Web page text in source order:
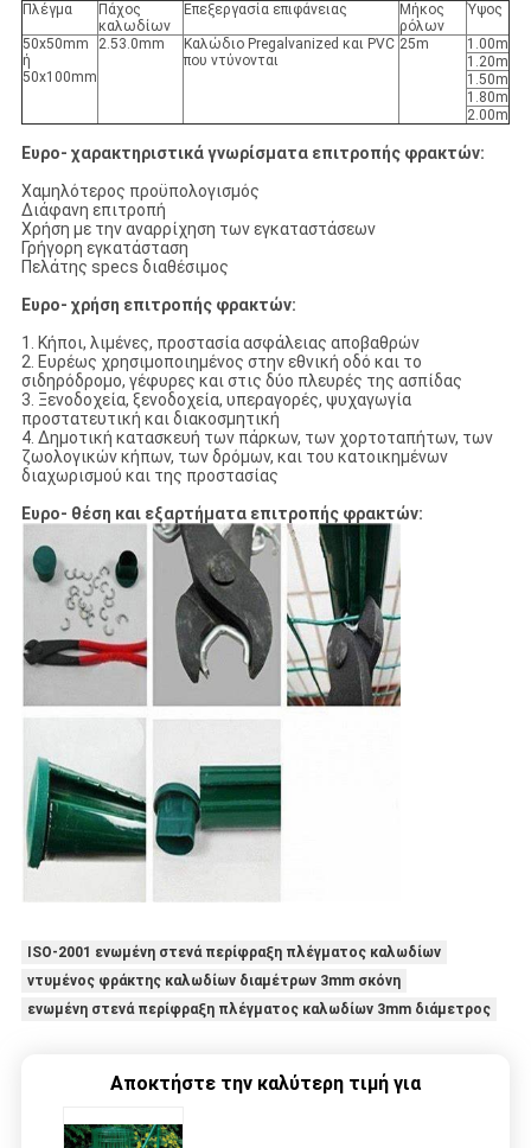
Πλέγμα
Πάχος
καλωδίων
Επεξεργασία επιφάνειας
Μήκος
ρόλων
Ύψος
50x50mm
ή
50x100mm
2.53.0mm
Καλώδιο Pregalvanized και PVC
που ντύνονται
25m
1.00m
1.20m
1.50m
1.80m
2.00m
Ευρο- χαρακτηριστικά γνωρίσματα επιτροπής φρακτών:
Χαμηλότερος προϋπολογισμός
Διάφανη επιτροπή
Χρήση με την αναρρίχηση των εγκαταστάσεων
Γρήγορη εγκατάσταση
Πελάτης specs διαθέσιμος
Ευρο- χρήση επιτροπής φρακτών:
1. Κήποι, λιμένες, προστασία ασφάλειας αποβαθρών
2. Ευρέως χρησιμοποιημένος στην εθνική οδό και το
σιδηρόδρομο, γέφυρες και στις δύο πλευρές της ασπίδας
3. Ξενοδοχεία, ξενοδοχεία, υπεραγορές, ψυχαγωγία
προστατευτική και διακοσμητική
4. Δημοτική κατασκευή των πάρκων, των χορτοταπήτων, των
ζωολογικών κήπων, των δρόμων, και του κατοικημένων
διαχωρισμού και της προστασίας
Ευρο- θέση και εξαρτήματα επιτροπής φρακτών:
ISO-2001 ενωμένη στενά περίφραξη πλέγματος καλωδίων
ντυμένος φράκτης καλωδίων διαμέτρων 3mm σκόνη
ενωμένη στενά περίφραξη πλέγματος καλωδίων 3mm διάμετρος
Αποκτήστε την καλύτερη τιμή για